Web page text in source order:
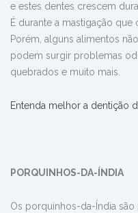
e estes dentes crescem
É durante a mastigação
Porém, alguns alimentos
podem surgir problemas
quebrados e muito mais.
Entenda melhor a dentição
PORQUINHOS-DA-ÍNDIA
Os porquinhos-da-Índia